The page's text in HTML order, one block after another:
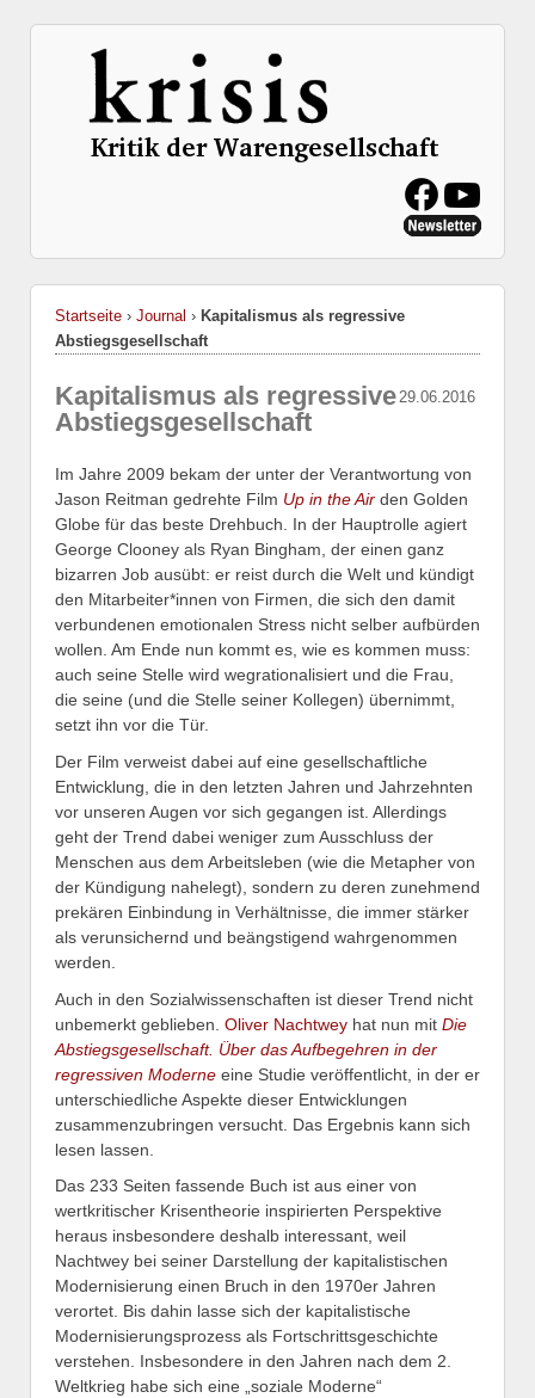
Startseite › Journal › Kapitalismus als regressive
Abstiegsgesellschaft
29.06.2016
Kapitalismus als regressive
Abstiegsgesellschaft
Im Jahre 2009 bekam der unter der Verantwortung von
Jason Reitman gedrehte Film Up in the Air den Golden
Globe für das beste Drehbuch. In der Hauptrolle agiert
George Clooney als Ryan Bingham, der einen ganz
bizarren Job ausübt: er reist durch die Welt und kündigt
den Mitarbeiter*innen von Firmen, die sich den damit
verbundenen emotionalen Stress nicht selber aufbürden
wollen. Am Ende nun kommt es, wie es kommen muss:
auch seine Stelle wird wegrationalisiert und die Frau,
die seine (und die Stelle seiner Kollegen) übernimmt,
setzt ihn vor die Tür.
Der Film verweist dabei auf eine gesellschaftliche
Entwicklung, die in den letzten Jahren und Jahrzehnten
vor unseren Augen vor sich gegangen ist. Allerdings
geht der Trend dabei weniger zum Ausschluss der
Menschen aus dem Arbeitsleben (wie die Metapher von
der Kündigung nahelegt), sondern zu deren zunehmend
prekären Einbindung in Verhältnisse, die immer stärker
als verunsichernd und beängstigend wahrgenommen
werden.
Auch in den Sozialwissenschaften ist dieser Trend nicht
unbemerkt geblieben. Oliver Nachtwey hat nun mit Die
Abstiegsgesellschaft. Über das Aufbegehren in der
regressiven Moderne eine Studie veröffentlicht, in der er
unterschiedliche Aspekte dieser Entwicklungen
zusammenzubringen versucht. Das Ergebnis kann sich
lesen lassen.
Das 233 Seiten fassende Buch ist aus einer von
wertkritischer Krisentheorie inspirierten Perspektive
heraus insbesondere deshalb interessant, weil
Nachtwey bei seiner Darstellung der kapitalistischen
Modernisierung einen Bruch in den 1970er Jahren
verortet. Bis dahin lasse sich der kapitalistische
Modernisierungsprozess als Fortschrittsgeschichte
verstehen. Insbesondere in den Jahren nach dem 2.
Weltkrieg habe sich eine „soziale Moderne“